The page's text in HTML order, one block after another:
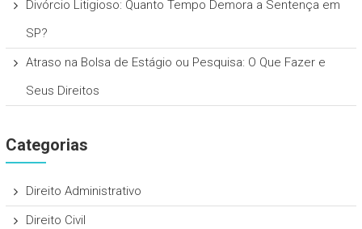
Divórcio Litigioso: Quanto Tempo Demora a Sentença em
SP?
Atraso na Bolsa de Estágio ou Pesquisa: O Que Fazer e
Seus Direitos
Categorias
Direito Administrativo
Direito Civil